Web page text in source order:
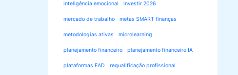
inteligência emocional investir 2026
mercado de trabalho metas SMART finanças
metodologias ativas microlearning
planejamento financeiro planejamento financeiro IA
plataformas EAD requalificação profissional